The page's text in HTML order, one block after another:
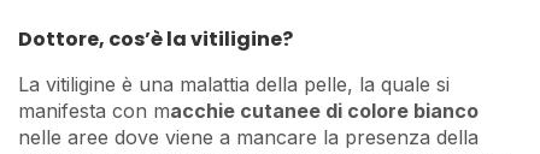
Dottore, cos’è la vitiligine?
La vitiligine è una malattia della pelle, la quale si
manifesta con macchie cutanee di colore bianco
nelle aree dove viene a mancare la presenza della